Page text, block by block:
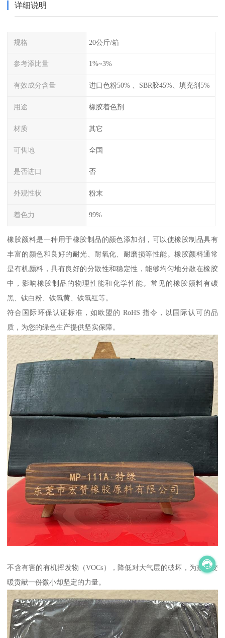
详细说明
规格 20公斤/箱
参考添比量 1%~3%
有效成分含量 进口色粉50% 、SBR胶45%、填充剂5%
用途 橡胶着色剂
材质 其它
可售地 全国
是否进口 否
外观性状 粉末
着色力 99%
橡胶颜料是一种用于橡胶制品的颜色添加剂，可以使橡胶制品具有
丰富的颜色和良好的耐光、耐氧化、耐磨损等性能。橡胶颜料通常
是有机颜料，具有良好的分散性和稳定性，能够均匀地分散在橡胶
中，影响橡胶制品的物理性能和化学性能。常见的橡胶颜料有碳
黑、钛白粉、铁氧黄、铁氧红等。
符合国际环保认证标准，如欧盟的 RoHS 指令，以国际认可的品
质，为您的绿色生产提供坚实保障。
不含有害的有机挥发物（VOCs），降低对大气层的破坏，为减缓变
暖贡献一份微小却坚定的力量。